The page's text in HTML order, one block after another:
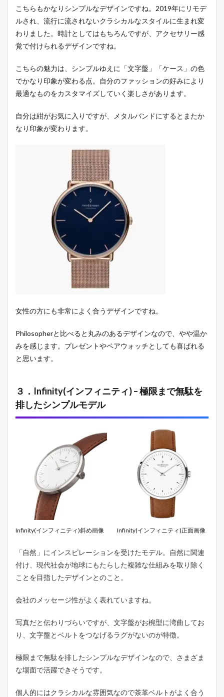
こちらもかなりシンプルなデザインですね。2019年にリモデ
ルされ、流行に流されないクラシカルなスタイルに生まれ変
わりました。時計としてはもちろんですが、アクセサリー感
覚で付けられるデザインですね。
こちらの魅力は、シンプルゆえに「文字盤」「ケース」の色
でかなり印象が変わる点。自分のファッションの好みにより
最適なものをカスタマイズしていく楽しさがあります。
自分は紺がお気に入りですが、メタルバンドにするとまたか
なり印象が変わります。
女性の方にも非常によく合うデザインですね。
Philosopherと比べると丸みのあるデザインなので、やや温か
みを感じます。プレゼントやペアウォッチとしても喜ばれる
と思います。
３．Infinity(インフィニティ) – 極限まで無駄を
排したシンプルモデル
Infinity(インフィニティ)斜め画像 Infinity(インフィニティ)正面画像
「自然」にインスピレーションを受けたモデル。自然に関連
付け、現代社会が地球にもたらした複雑な仕組みを取り除く
ことを目指したデザインとのこと。
会社のメッセージ性がよく表れていますね。
写真だと伝わりづらいですが、文字盤がお椀型に湾曲してお
り、文字盤とベルトをつなげるラグがないのが特徴。
極限まで無駄を排したシンプルなデザインなので、さまざま
な場面で活躍できそうです。
個人的にはクラシカルな雰囲気なので茶革ベルトがよく合う